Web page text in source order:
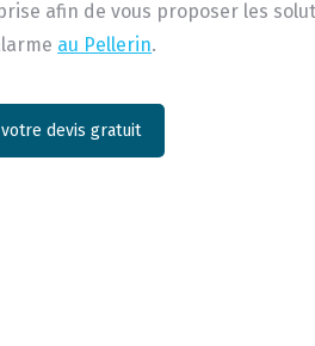
afin de vous proposer les
au Pellerin.
votre devis gratuit